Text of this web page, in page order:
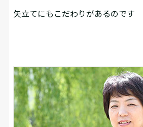
矢立てにもこだわりがあるのです